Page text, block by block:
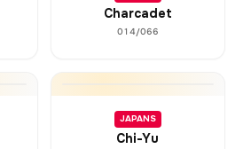
Charcadet
014/066
JAPANS
Chi-Yu